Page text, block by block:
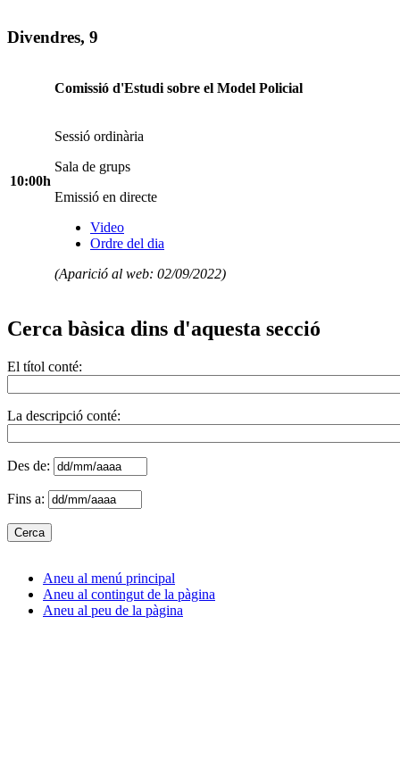
Divendres, 9
10:00h
Comissió d'Estudi sobre el Model Policial
Sessió ordinària
Sala de grups
Emissió en directe
Video
Ordre del dia
(Aparició al web: 02/09/2022)
Cerca bàsica dins d'aquesta secció
El títol conté:
La descripció conté:
Des de:
Fins a:
Aneu al menú principal
Aneu al contingut de la pàgina
Aneu al peu de la pàgina